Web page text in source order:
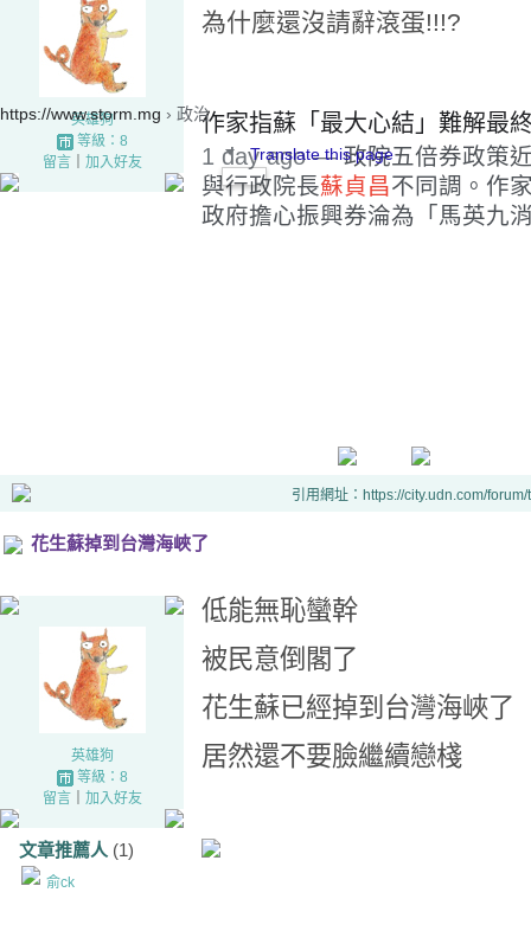
英雄狗
等級：8
留言｜ 加入好友
為什麼還沒請辭滾蛋!!!?
作家指蘇「最大心結」難解最
https://www.storm.mg › 政治
Translate this page
1 day ago —政院五倍券政策
與行政院長蘇貞昌不同調。作
政府擔心振興券淪為「馬英九
引用網址：https://city.udn.com/
花生蘇掉到台灣海峽了
英雄狗
等級：8
留言｜ 加入好友
文章推薦人 (1)
俞ck
低能無恥蠻幹
被民意倒閣了
花生蘇已經掉到台灣海峽了
居然還不要臉繼續戀棧